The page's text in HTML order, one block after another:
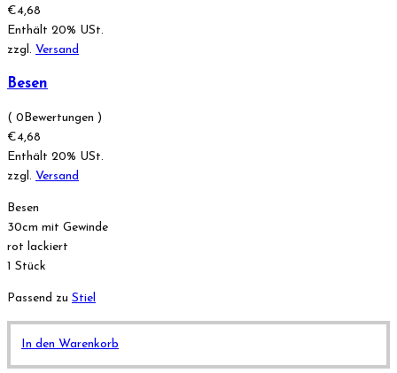
€4,68
Enthält 20% USt.
zzgl. Versand
Besen
( 0Bewertungen )
€4,68
Enthält 20% USt.
zzgl. Versand
Besen
30cm mit Gewinde
rot lackiert
1 Stück
Passend zu Stiel
In den Warenkorb